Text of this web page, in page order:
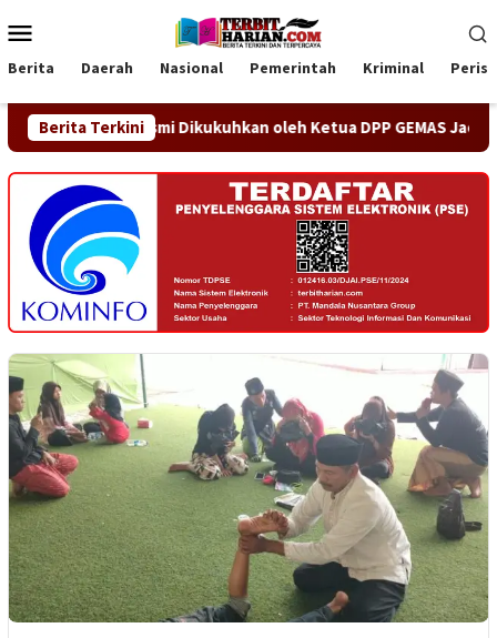
ke
kontenMobile
Berita Daerah Nasional Pemerintah Kriminal
Berita Terkini
Jaya Resmi Dikukuhkan oleh Ketua DPP GEMAS Jaenudin Alen